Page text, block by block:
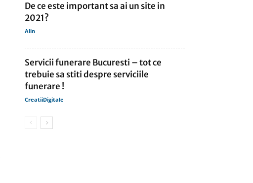
De ce este important sa ai un site in
2021?
Alin
Servicii funerare Bucuresti – tot ce
trebuie sa stiti despre serviciile
funerare !
CreatiiDigitale